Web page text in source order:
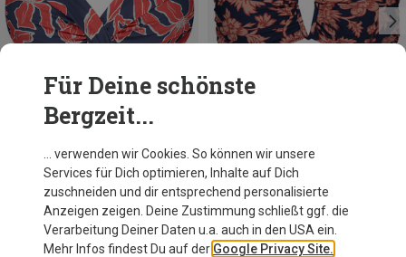
Du sparst 35%
Für Deine schönste
Bergzeit...
… verwenden wir Cookies. So können wir unsere
Services für Dich optimieren, Inhalte auf Dich
zuschneiden und dir entsprechend personalisierte
Anzeigen zeigen. Deine Zustimmung schließt ggf. die
Verarbeitung Deiner Daten u.a. auch in den USA ein.
Mehr Infos findest Du auf der Google Privacy Site.